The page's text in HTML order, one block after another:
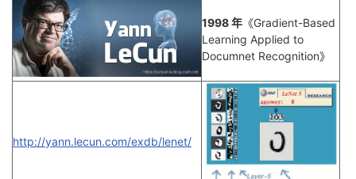
1998 年 《Gradient-Based
Learning Applied to
Documnet Recognition》
http://yann.lecun.com/exdb/lenet/